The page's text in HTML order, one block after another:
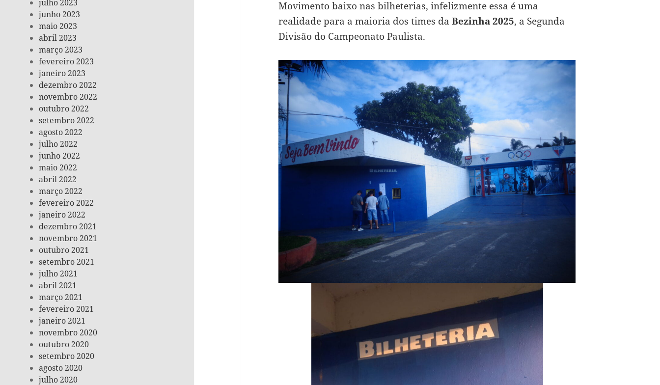
julho 2023
junho 2023
maio 2023
abril 2023
março 2023
fevereiro 2023
janeiro 2023
dezembro 2022
novembro 2022
outubro 2022
setembro 2022
agosto 2022
julho 2022
junho 2022
maio 2022
abril 2022
março 2022
fevereiro 2022
janeiro 2022
dezembro 2021
novembro 2021
outubro 2021
setembro 2021
julho 2021
abril 2021
março 2021
fevereiro 2021
janeiro 2021
novembro 2020
outubro 2020
setembro 2020
agosto 2020
julho 2020
Movimento baixo nas bilheterias, infelizmente essa é uma
realidade para a maioria dos times da Bezinha 2025, a Segunda
Divisão do Campeonato Paulista.